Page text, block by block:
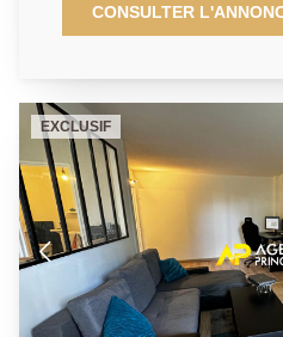
écrin de verdure, vous
propose cet agréable
chambres en rez-de-
un très agréable espace de
séjour et cuisine ouverte. La
couloir desservant une salle
belles chambres. Sans oublier une cave pour votre
stockage. Rafraichissement à prévoir mais beaux
volumes et un emplacement
boutiques, restaurants et
de vie idéal pour un
qualité prix des plus attractif
CONSULTER
EXCLUSIF